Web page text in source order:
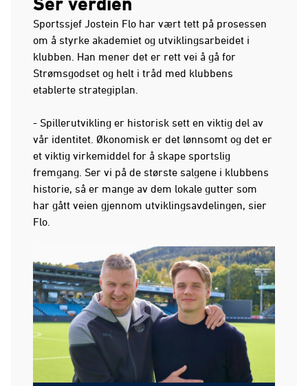
Sportssjef Jostein Flo har vært tett på prosessen
om å styrke akademiet og utviklingsarbeidet i
klubben. Han mener det er rett vei å gå for
Strømsgodset og helt i tråd med klubbens
etablerte strategiplan.
- Spillerutvikling er historisk sett en viktig del av
vår identitet. Økonomisk er det lønnsomt og det er
et viktig virkemiddel for å skape sportslig
fremgang. Ser vi på de største salgene i klubbens
historie, så er mange av dem lokale gutter som
har gått veien gjennom utviklingsavdelingen, sier
Flo.